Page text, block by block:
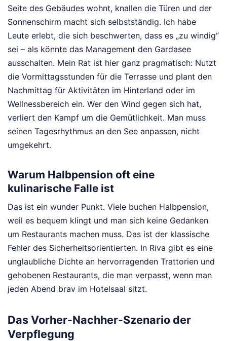
Seite des Gebäudes wohnt, knallen die Türen und der
Sonnenschirm macht sich selbstständig. Ich habe
Leute erlebt, die sich beschwerten, dass es „zu windig“
sei – als könnte das Management den Gardasee
ausschalten. Mein Rat ist hier ganz pragmatisch: Nutzt
die Vormittagsstunden für die Terrasse und plant den
Nachmittag für Aktivitäten im Hinterland oder im
Wellnessbereich ein. Wer den Wind gegen sich hat,
verliert den Kampf um die Gemütlichkeit. Man muss
seinen Tagesrhythmus an den See anpassen, nicht
umgekehrt.
Warum Halbpension oft eine
kulinarische Falle ist
Das ist ein wunder Punkt. Viele buchen Halbpension,
weil es bequem klingt und man sich keine Gedanken
um Restaurants machen muss. Das ist der klassische
Fehler des Sicherheitsorientierten. In Riva gibt es eine
unglaubliche Dichte an hervorragenden Trattorien und
gehobenen Restaurants, die man verpasst, wenn man
jeden Abend brav im Hotelsaal sitzt.
Das Vorher-Nachher-Szenario der
Verpflegung